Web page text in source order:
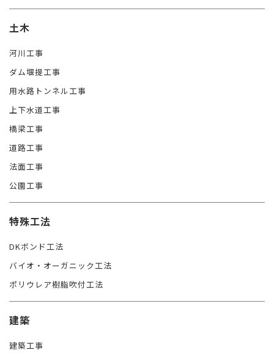
土木
河川工事
ダム堰提工事
用水路トンネル工事
上下水道工事
橋梁工事
道路工事
法面工事
公園工事
特殊工法
DKボンド工法
バイオ・オーガニック工法
ポリウレア樹脂吹付工法
建築
建築工事